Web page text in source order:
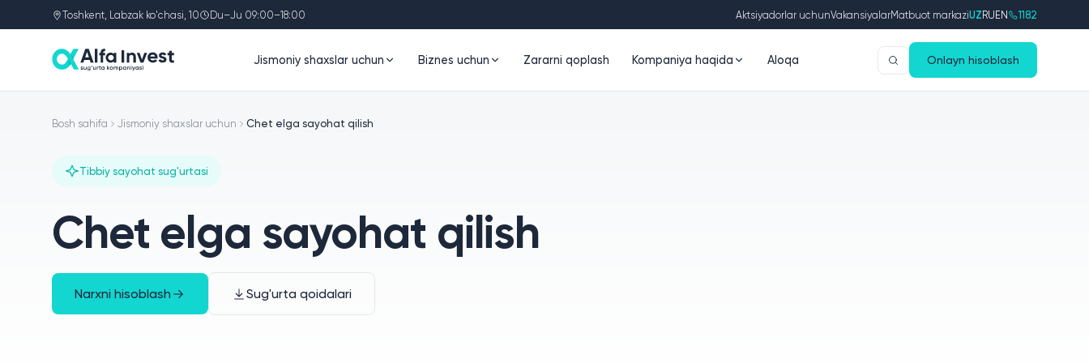
Toshkent, Labzak ko'chasi, 10 Du–Ju 09:00–18:00 Aktsiyadorlar uchunVakansiyalarMatbuot markaziUZRUEN 1182
Jismoniy shaxslar uchun Biznes uchun Zararni qoplash Kompaniya haqida Aloqa Onlayn hisoblash
Bosh sahifa Jismoniy shaxslar uchun Chet elga sayohat qilish
Tibbiy sayohat sug'urtasi
Chet elga sayohat qilish
Narxni hisoblash Sug'urta qoidalari